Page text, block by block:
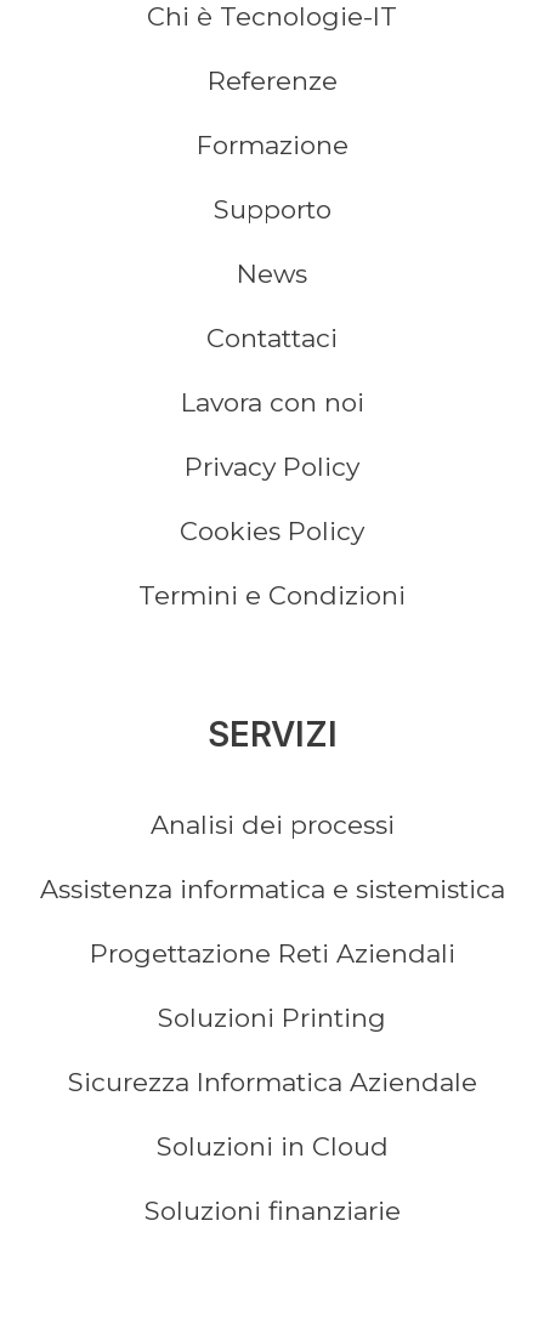
Chi è Tecnologie-IT
Referenze
Formazione
Supporto
News
Contattaci
Lavora con noi
Privacy Policy
Cookies Policy
Termini e Condizioni
SERVIZI
Analisi dei processi
Assistenza informatica e sistemistica
Progettazione Reti Aziendali
Soluzioni Printing
Sicurezza Informatica Aziendale
Soluzioni in Cloud
Soluzioni finanziarie